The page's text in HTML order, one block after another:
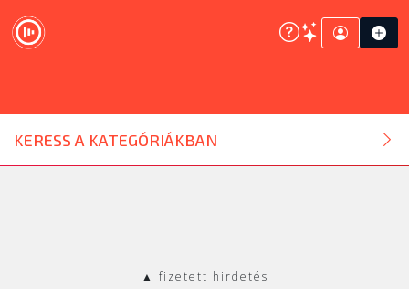
KERESS A KATEGÓRIÁKBAN
DJ ESZKÖZ
HANGTECHNIKA
▲ fizetett hirdetés